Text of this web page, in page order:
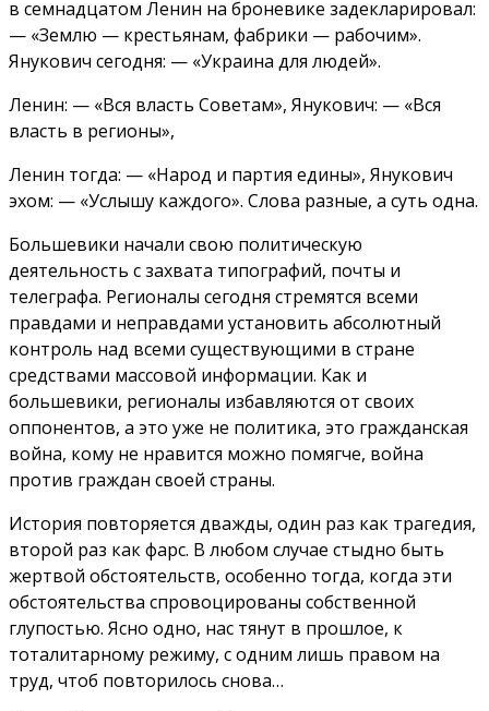
в семнадцатом Ленин на броневике задекларировал:
— «Землю — крестьянам, фабрики — рабочим».
Янукович сегодня: — «Украина для людей».
Ленин: — «Вся власть Советам», Янукович: — «Вся
власть в регионы»,
Ленин тогда: — «Народ и партия едины», Янукович
эхом: — «Услышу каждого». Слова разные, а суть одна.
Большевики начали свою политическую
деятельность с захвата типографий, почты и
телеграфа. Регионалы сегодня стремятся всеми
правдами и неправдами установить абсолютный
контроль над всеми существующими в стране
средствами массовой информации. Как и
большевики, регионалы избавляются от своих
оппонентов, а это уже не политика, это гражданская
война, кому не нравится можно помягче, война
против граждан своей страны.
История повторяется дважды, один раз как трагедия,
второй раз как фарс. В любом случае стыдно быть
жертвой обстоятельств, особенно тогда, когда эти
обстоятельства спровоцированы собственной
глупостью. Ясно одно, нас тянут в прошлое, к
тоталитарному режиму, с одним лишь правом на
труд, чтоб повторилось снова…